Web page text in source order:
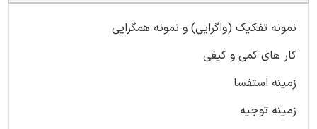
نمونه تفکیک (واگرایی) و نمونه همگرایی
کار های کمی و کیفی
زمینه استفسا
زمینه توجیه